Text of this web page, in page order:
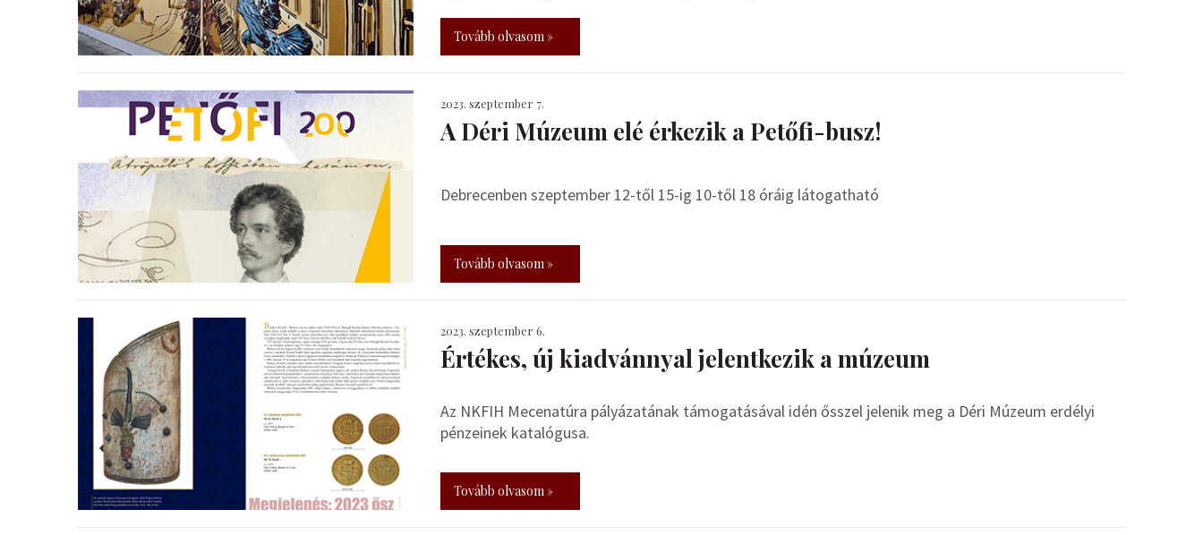
Tovább olvasom »
2023. szeptember 7.
A Déri Múzeum elé érkezik a Petőfi-busz!
Debrecenben szeptember 12-től 15-ig 10-től 18 óráig látogatható
Tovább olvasom »
2023. szeptember 6.
Értékes, új kiadvánnyal jelentkezik a múzeum
Az NKFIH Mecenatúra pályázatának támogatásával idén ősszel jelenik meg a Déri Múzeum erdélyi
pénzeinek katalógusa.
Tovább olvasom »